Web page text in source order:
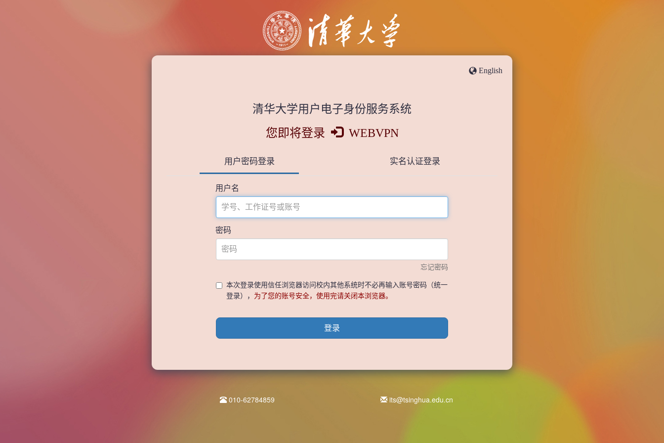
English
清华大学用户电子身份服务系统
您即将登录 WEBVPN
用户密码登录 实名认证登录
用户名
密码
忘记密码
本次登录使用信任浏览器访问校内其他系统时不必再输入账号密码（统一
登录）， 为了您的账号安全，使用完请关闭本浏览器。
登录
010-62784859 its@tsinghua.edu.cn